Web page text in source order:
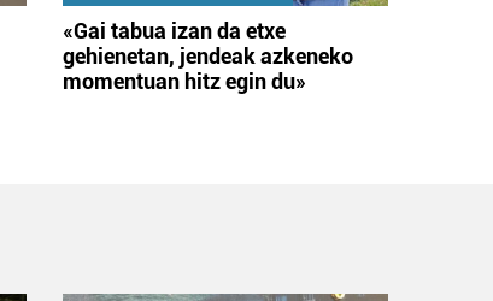
«Gai tabua izan da etxe
gehienetan, jendeak azkeneko
momentuan hitz egin du»